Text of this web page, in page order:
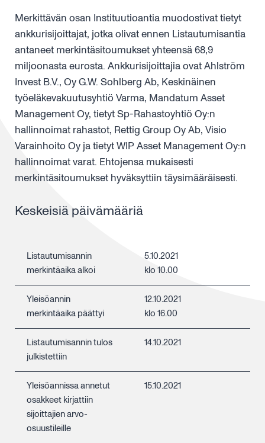
Merkittävän osan Instituutioantia muodostivat tietyt
ankkurisijoittajat, jotka olivat ennen Listautumisantia
antaneet merkintäsitoumukset yhteensä 68,9
miljoonasta eurosta. Ankkurisijoittajia ovat Ahlström
Invest B.V., Oy G.W. Sohlberg Ab, Keskinäinen
työeläkevakuutusyhtiö Varma, Mandatum Asset
Management Oy, tietyt Sp-Rahastoyhtiö Oy:n
hallinnoimat rahastot, Rettig Group Oy Ab, Visio
Varainhoito Oy ja tietyt WIP Asset Management Oy:n
hallinnoimat varat. Ehtojensa mukaisesti
merkintäsitoumukset hyväksyttiin täysimääräisesti.
Keskeisiä päivämääriä
Listautumisannin
merkintäaika alkoi
5.10.2021
klo 10.00
Yleisöannin
merkintäaika päättyi
12.10.2021
klo 16.00
Listautumisannin tulos
julkistettiin
14.10.2021
Yleisöannissa annetut
osakkeet kirjattiin
sijoittajien arvo-
osuustileille
15.10.2021